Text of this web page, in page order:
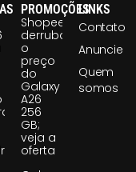
PROMOÇÕES
Shopee
derruba
o
preço
do
Galaxy
A26
256
GB;
veja a
oferta
LINKS
Contato
Anuncie
Quem
somos